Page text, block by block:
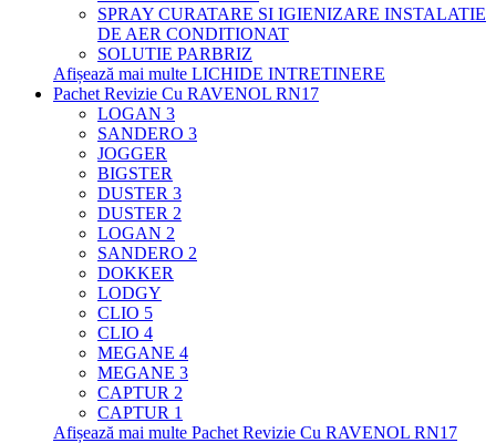
SPRAY CURATARE SI IGIENIZARE INSTALATIE
DE AER CONDITIONAT
SOLUTIE PARBRIZ
Afișează mai multe LICHIDE INTRETINERE
Pachet Revizie Cu RAVENOL RN17
LOGAN 3
SANDERO 3
JOGGER
BIGSTER
DUSTER 3
DUSTER 2
LOGAN 2
SANDERO 2
DOKKER
LODGY
CLIO 5
CLIO 4
MEGANE 4
MEGANE 3
CAPTUR 2
CAPTUR 1
Afișează mai multe Pachet Revizie Cu RAVENOL RN17